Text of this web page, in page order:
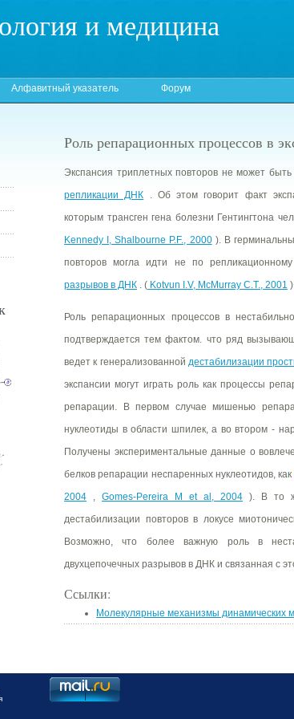
и медицина
Алфавитный указатель Форум
Роль репарационных процессов в
Экспансия триплетных повторов не может
репликации ДНК . Об этом говорит факт
которым трансген гена болезни Гентингтона
Kennedy I, Shalbourne P.F., 2000). В
повторов могла идти не по
разрывов в ДНК . ( Kotvun I.V, McMurray C.T., 2001
Роль репарационных процессов в
подтверждается тем фактом. что ряд
ведет к генерализованной дестабилизации
экспансии могут играть роль как процессы
репарации. В первом случае мишенью
нуклеотиды в области шпилек, а во втором -
Получены экспериментальные данные о
белков репарации неспаренных нуклеотидов, как
2004 , Gomes-Pereira M et al, 2004 ). В то
дестабилизации повторов в локусе
Возможно, что более важную роль в
двухцепочечных разрывов в ДНК и связанная с
Ссылки:
Молекулярные механизмы динамических